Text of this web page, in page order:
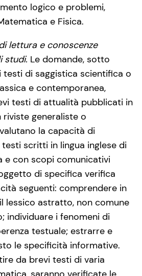
logico e problemi,
e Fisica.
lettura e conoscenze
studi. Le domande, sotto
di saggistica scientifica o
e contemporanea,
testi di attualità pubblicati in
generaliste o
la capacità di
scritti in lingua inglese di
e con scopi comunicativi
di specifica verifica
seguenti: comprendere in
lessico astratto, non comune
individuare i fenomeni di
testuale; estrarre e
le specificità informative.
da brevi testi di varia